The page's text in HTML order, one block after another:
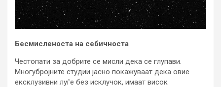
Бесмисленоста на себичноста
Честопати за добрите се мисли дека се глупави.
Многубројните студии јасно покажуваат дека овие
ексклузивни луѓе без исклучок, имаат висок